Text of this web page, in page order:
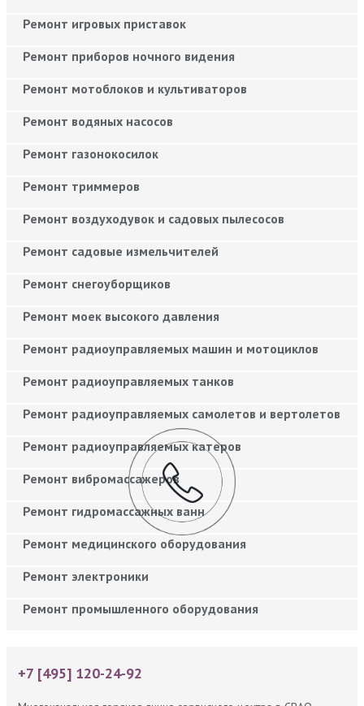
Ремонт игровых приставок
Ремонт приборов ночного видения
Ремонт мотоблоков и культиваторов
Ремонт водяных насосов
Ремонт газонокосилок
Ремонт триммеров
Ремонт воздуходувок и садовых пылесосов
Ремонт садовые измельчителей
Ремонт снегоуборщиков
Ремонт моек высокого давления
Ремонт радиоуправляемых машин и мотоциклов
Ремонт радиоуправляемых танков
Ремонт радиоуправляемых самолетов и вертолетов
Ремонт радиоуправляемых катеров
Ремонт вибромассажеров
Ремонт гидромассажных ванн
Ремонт медицинского оборудования
Ремонт электроники
Ремонт промышленного оборудования
+7 [495] 120-24-92